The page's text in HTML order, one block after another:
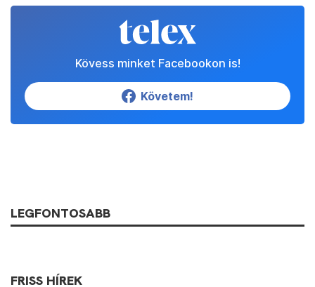
Kövess minket Facebookon is!
Követem!
LEGFONTOSABB
FRISS HÍREK